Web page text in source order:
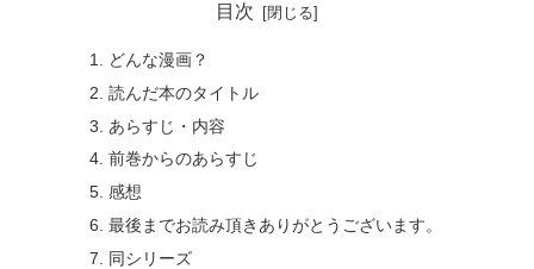
目次
どんな漫画？
読んだ本のタイトル
あらすじ・内容
前巻からのあらすじ
感想
最後までお読み頂きありがとうございます。
同シリーズ